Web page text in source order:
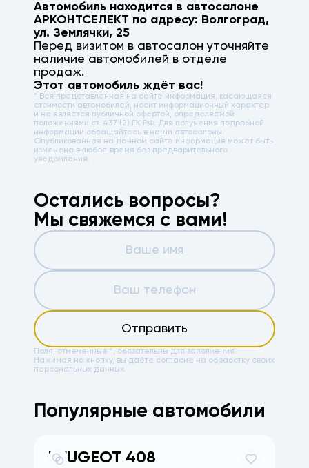
Автомобиль находится в автосалоне
АРКОНТСЕЛЕКТ по адресу: Волгоград,
ул. Землячки, 25
Перед визитом в автосалон уточняйте
наличие автомобилей в отделе
продаж.
Этот автомобиль ждёт вас!
* Вся представленная на сайте информация, касающаяся
стоимости автомобилей, носит информационный характер
и не является публичной офертой, определяемой
положениями ст. 437 (2) ГК РФ. Для получения подробной
информации обращайтесь в наши автосалоны.
Опубликованная на данном сайте информация может быть
изменена в любое время без предварительного
уведомления.
Остались вопросы?
Мы свяжемся с вами!
Отправить
Поля, отмеченные *, обязательны для заполнения.
Нажимая на кнопку, вы даёте согласие на обработку своих
персональных данных.
Популярные автомобили
PEUGEOT 408